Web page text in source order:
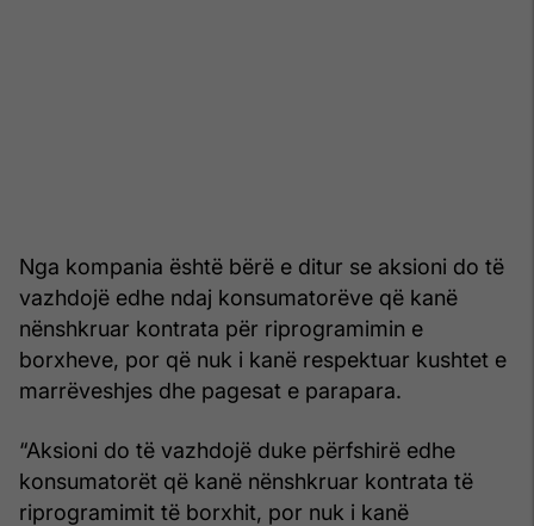
Nga kompania është bërë e ditur se aksioni do të
vazhdojë edhe ndaj konsumatorëve që kanë
nënshkruar kontrata për riprogramimin e
borxheve, por që nuk i kanë respektuar kushtet e
marrëveshjes dhe pagesat e parapara.
“Aksioni do të vazhdojë duke përfshirë edhe
konsumatorët që kanë nënshkruar kontrata të
riprogramimit të borxhit, por nuk i kanë